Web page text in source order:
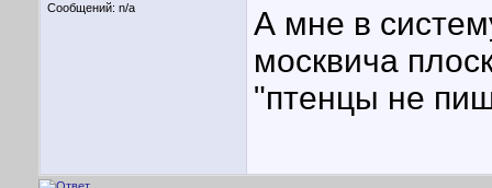
Сообщений: n/a
А мне в
москвича
"птенцы не